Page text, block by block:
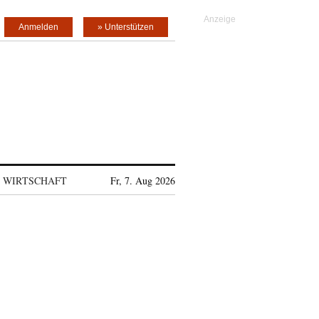
» Unterstützen
Anmelden
WIRTSCHAFT Fr, 7. Aug 2026